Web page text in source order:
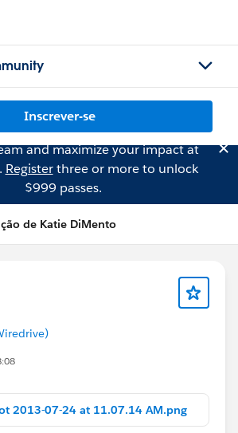
Inscrever-se
and maximize your impact at
Registerthree or more to unlock
$999 passes.
de Katie DiMento
2013-07-24 at 11.07.14 AM.png